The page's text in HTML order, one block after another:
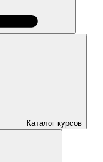
Каталог курсов